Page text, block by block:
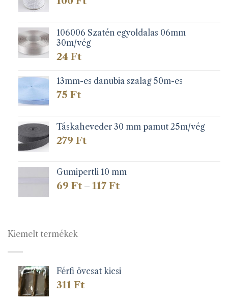
106006 Szatén egyoldalas 06mm
30m/vég
24 Ft
13mm-es danubia szalag 50m-es
75 Ft
Táskaheveder 30 mm pamut 25m/vég
279 Ft
Gumipertli 10 mm
69 Ft – 117 FtÁrtartomány:
Kiemelt termékek
Férfi övcsat kicsi
311 Ft